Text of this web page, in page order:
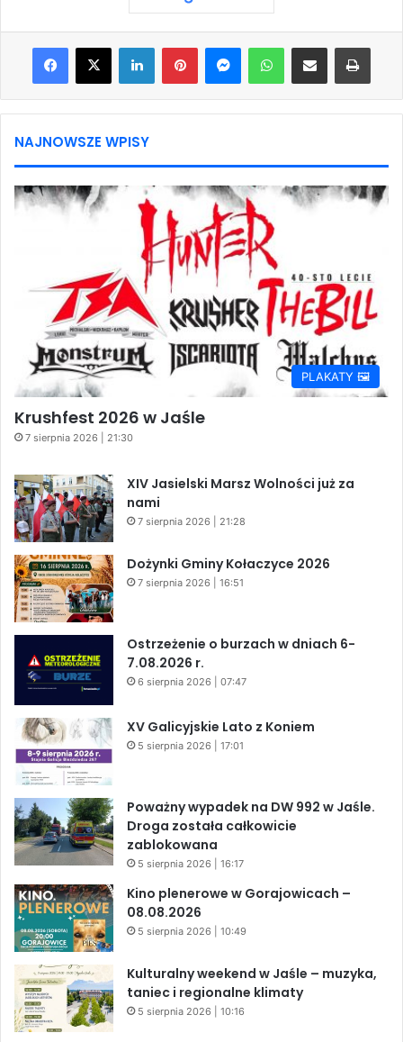
Facebook
X LinkedInPinterestMessengerWhatsAppShare via Email Print
NAJNOWSZE WPISY
PLAKATY 🖼️
Krushfest 2026 w Jaśle
7 sierpnia 2026 | 21:30
XIV Jasielski Marsz Wolności już za
nami
7 sierpnia 2026 | 21:28
Dożynki Gminy Kołaczyce 2026
7 sierpnia 2026 | 16:51
Ostrzeżenie o burzach w dniach 6-
7.08.2026 r.
6 sierpnia 2026 | 07:47
XV Galicyjskie Lato z Koniem
5 sierpnia 2026 | 17:01
Poważny wypadek na DW 992 w Jaśle.
Droga została całkowicie
zablokowana
5 sierpnia 2026 | 16:17
Kino plenerowe w Gorajowicach –
08.08.2026
5 sierpnia 2026 | 10:49
Kulturalny weekend w Jaśle – muzyka,
taniec i regionalne klimaty
5 sierpnia 2026 | 10:16